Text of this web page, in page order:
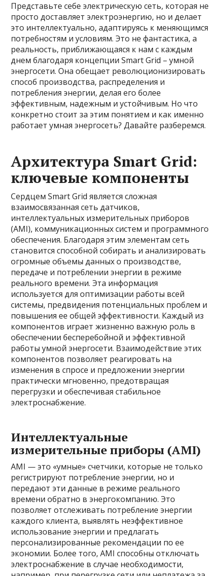
Представьте себе электрическую сеть, которая не
просто доставляет электроэнергию, но и делает
это интеллектуально, адаптируясь к меняющимся
потребностям и условиям. Это не фантастика, а
реальность, приближающаяся к нам с каждым
днем благодаря концепции Smart Grid – умной
энергосети. Она обещает революционизировать
способ производства, распределения и
потребления энергии, делая его более
эффективным, надежным и устойчивым. Но что
конкретно стоит за этим понятием и как именно
работает умная энергосеть? Давайте разберемся.
Архитектура Smart Grid:
ключевые компоненты
Сердцем Smart Grid является сложная
взаимосвязанная сеть датчиков,
интеллектуальных измерительных приборов
(AMI), коммуникационных систем и программного
обеспечения. Благодаря этим элементам сеть
становится способной собирать и анализировать
огромные объемы данных о производстве,
передаче и потреблении энергии в режиме
реального времени. Эта информация
используется для оптимизации работы всей
системы, предвидения потенциальных проблем и
повышения ее общей эффективности. Каждый из
компонентов играет жизненно важную роль в
обеспечении бесперебойной и эффективной
работы умной энергосети. Взаимодействие этих
компонентов позволяет реагировать на
изменения в спросе и предложении энергии
практически мгновенно, предотвращая
перегрузки и обеспечивая стабильное
электроснабжение.
Интеллектуальные
измерительные приборы (AMI)
AMI — это «умные» счетчики, которые не только
регистрируют потребление энергии, но и
передают эти данные в режиме реального
времени обратно в энергокомпанию. Это
позволяет отслеживать потребление энергии
каждого клиента, выявлять неэффективное
использование энергии и предлагать
персонализированные рекомендации по ее
экономии. Более того, AMI способны отключать
электроснабжение в случае необходимости,